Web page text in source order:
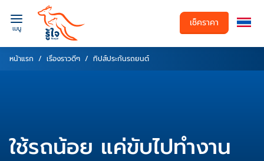
เมนู เช็คราคา
หน้าแรก เรื่องราวดีๆ ทิปส์ประกันรถยนต์
ใช้รถน้อย แค่ขับไปทำงาน